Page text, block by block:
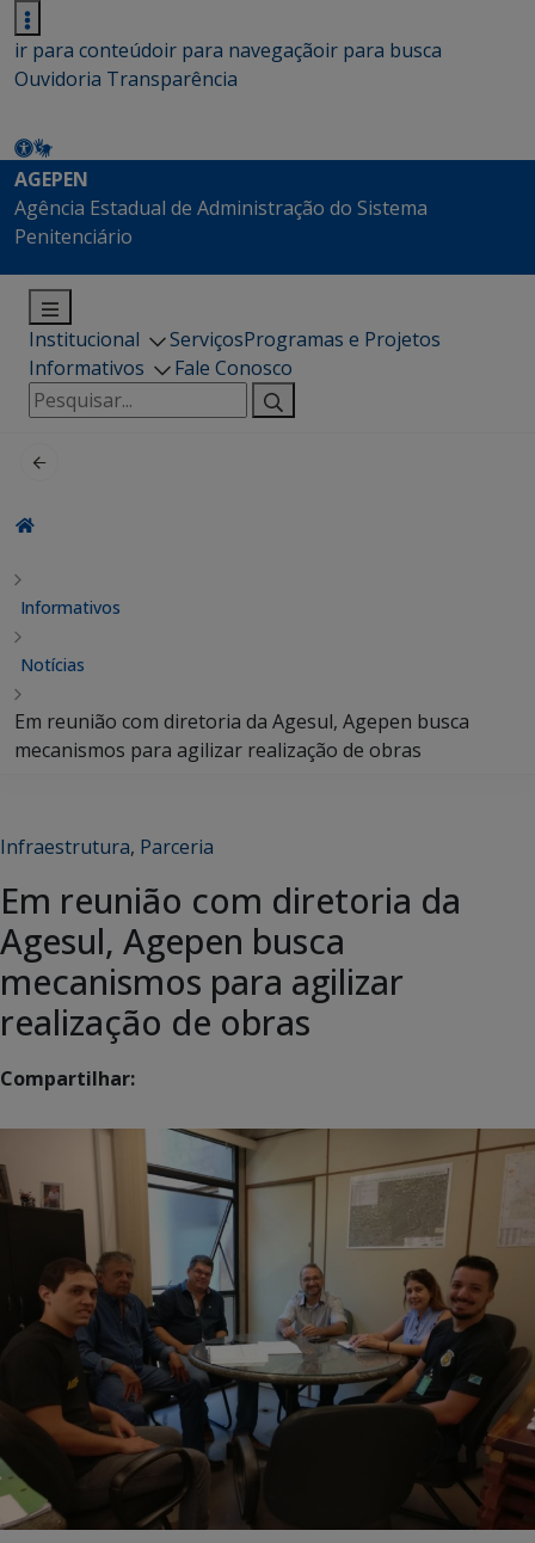
ir para conteúdoir para navegaçãoir para busca
Ouvidoria Transparência
AGEPEN
Agência Estadual de Administração do Sistema
Penitenciário
Institucional ServiçosProgramas e Projetos
Informativos
Fale Conosco
Pesquisar
por:
Informativos
Notícias
Em reunião com diretoria da Agesul, Agepen busca
mecanismos para agilizar realização de obras
Infraestrutura, Parceria
Em reunião com diretoria da
Agesul, Agepen busca
mecanismos para agilizar
realização de obras
Compartilhar: